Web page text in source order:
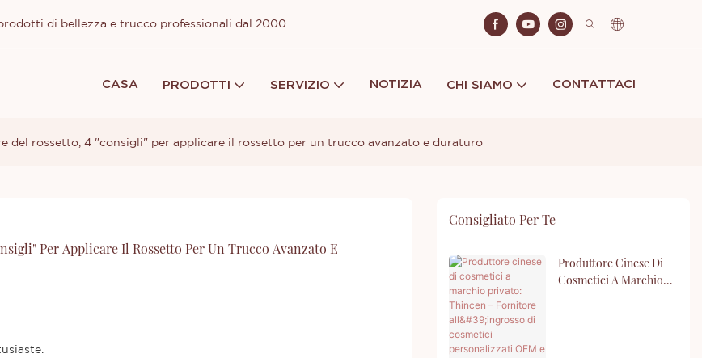
di bellezza e trucco professionali dal 2000
CASA PRODOTTI SERVIZIO NOTIZIA CHI SIAMO CONTATTACI
del rossetto, 4 "consigli" per applicare il rossetto per un trucco avanzato e duraturo
Per Applicare Il Rossetto Per Un Trucco Avanzato E
Consigliato Per Te
Produttore Cinese Di
Cosmetici A Marchio